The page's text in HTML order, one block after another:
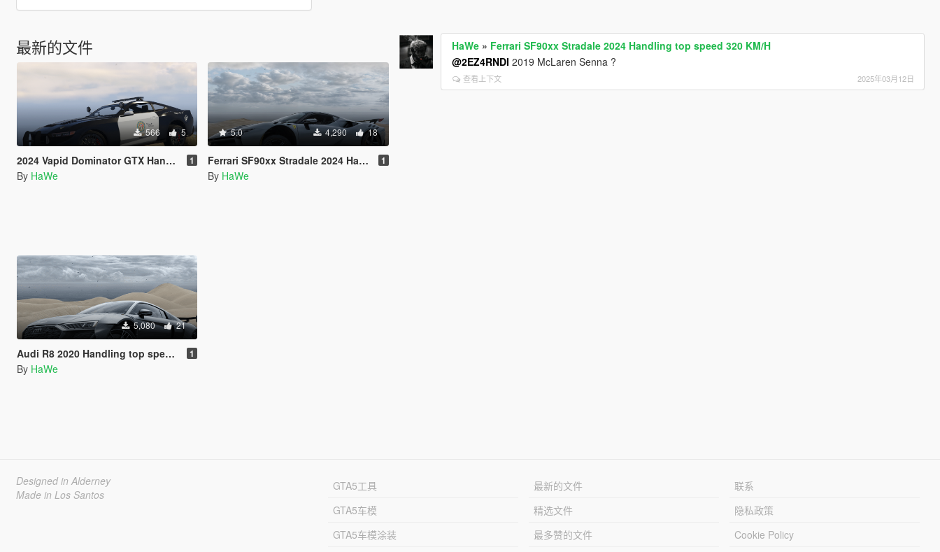
最新的文件
566 5
2024 Vapid Dominator GTX Handling top speed 300 KM/H 1
By HaWe
5.0 4,290 18
Ferrari SF90xx Stradale 2024 Handling top speed 320 KM/H 1
By HaWe
5,080 21
Audi R8 2020 Handling top speed 320 KM/H 1
By HaWe
HaWe » Ferrari SF90xx Stradale 2024 Handling top speed 320 KM/H
@2EZ4RNDI 2019 McLaren Senna ?
查看上下文 2025年03月12日
Designed in Alderney
Made in Los Santos
GTA5工具
GTA5车模
GTA5车模涂装
最新的文件
精选文件
最多赞的文件
联系
隐私政策
Cookie Policy